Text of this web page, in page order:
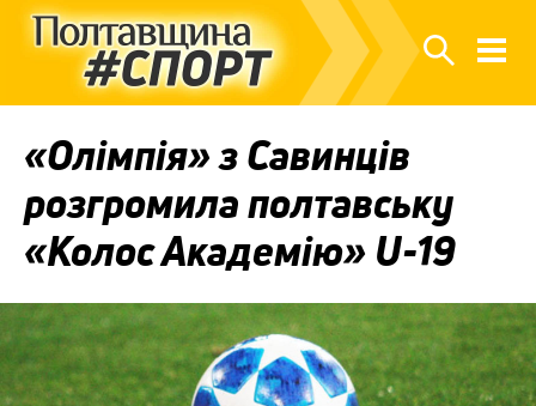
«Олімпія» з Савинців
розгромила полтавську
«Колос Академію» U-19